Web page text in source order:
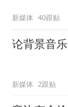
新媒体 40跟贴
论背景音
新媒体 2跟贴